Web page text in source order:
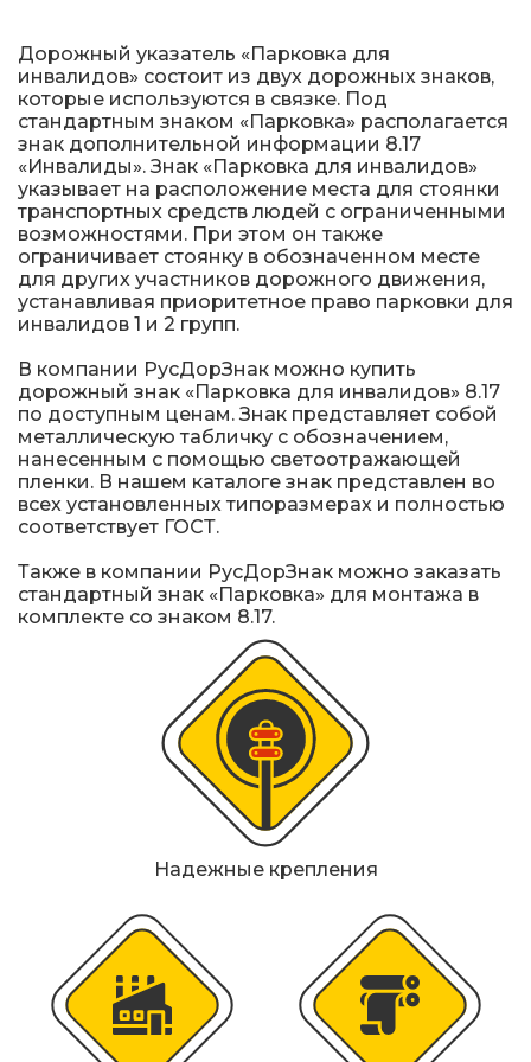
Сферические дорожные зеркала
Светофоры
Светодиодные светофоры T7
Мобильные сигнальные строительные
ограждения
Материалы для дорожной разметки
Знаки безопасности
Знаки магистральных газопроводов
Дорожное оборудование
Железнодорожные путевые знаки
Прочее
Дорожный указатель «Парковка для
инвалидов» состоит из двух дорожных знаков,
которые используются в связке. Под
стандартным знаком «Парковка» располагается
знак дополнительной информации 8.17
«Инвалиды». Знак «Парковка для инвалидов»
указывает на расположение места для стоянки
транспортных средств людей с ограниченными
возможностями. При этом он также
ограничивает стоянку в обозначенном месте
для других участников дорожного движения,
устанавливая приоритетное право парковки для
инвалидов 1 и 2 групп.
В компании РусДорЗнак можно купить
дорожный знак «Парковка для инвалидов» 8.17
по доступным ценам. Знак представляет собой
металлическую табличку с обозначением,
нанесенным с помощью светоотражающей
пленки. В нашем каталоге знак представлен во
всех установленных типоразмерах и полностью
соответствует ГОСТ.
Также в компании РусДорЗнак можно заказать
стандартный знак «Парковка» для монтажа в
комплекте со знаком 8.17.
Надежные крепления